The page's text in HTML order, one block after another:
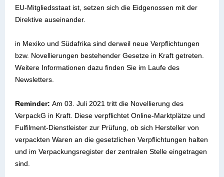
EU-Mitgliedsstaat ist, setzen sich die Eidgenossen mit der
Direktive auseinander.
in Mexiko und Südafrika sind derweil neue Verpflichtungen
bzw. Novellierungen bestehender Gesetze in Kraft getreten.
Weitere Informationen dazu finden Sie im Laufe des
Newsletters.
Reminder: Am 03. Juli 2021 tritt die Novellierung des
VerpackG in Kraft. Diese verpflichtet Online-Marktplätze und
Fulfilment-Dienstleister zur Prüfung, ob sich Hersteller von
verpackten Waren an die gesetzlichen Verpflichtungen halten
und im Verpackungsregister der zentralen Stelle eingetragen
sind.